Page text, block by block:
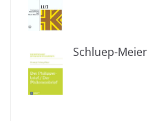
Schluep-Meier